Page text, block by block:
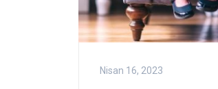
Nisan 16, 2023